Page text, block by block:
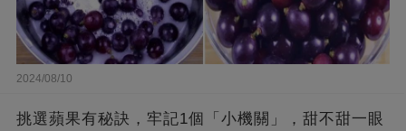
2024/08/10
挑選蘋果有秘訣，牢記1個「小機關」，甜不甜一眼